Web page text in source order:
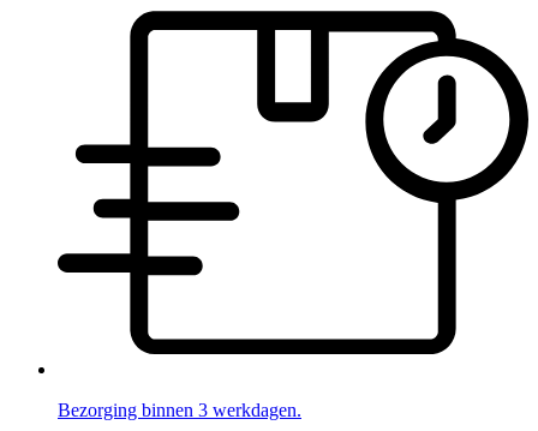
Bezorging binnen 3 werkdagen.